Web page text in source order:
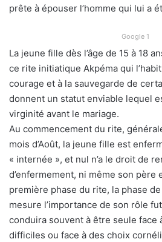
prête à épouser l’homme qui lui a
Google 1
La jeune fille dès l’âge de 15 à 18
ce rite initiatique Akpéma qui
courage et à la sauvegarde de
donnent un statut enviable lequel
virginité avant le mariage.
Au commencement du rite,
mois d’Août, la jeune fille est
« internée », et nul n’a le droit de
d’enfermement, ni même son père
première phase du rite, la phase
mesure l’importance de son rôle
conduira souvent à être seule face
difficiles ou face à des choix